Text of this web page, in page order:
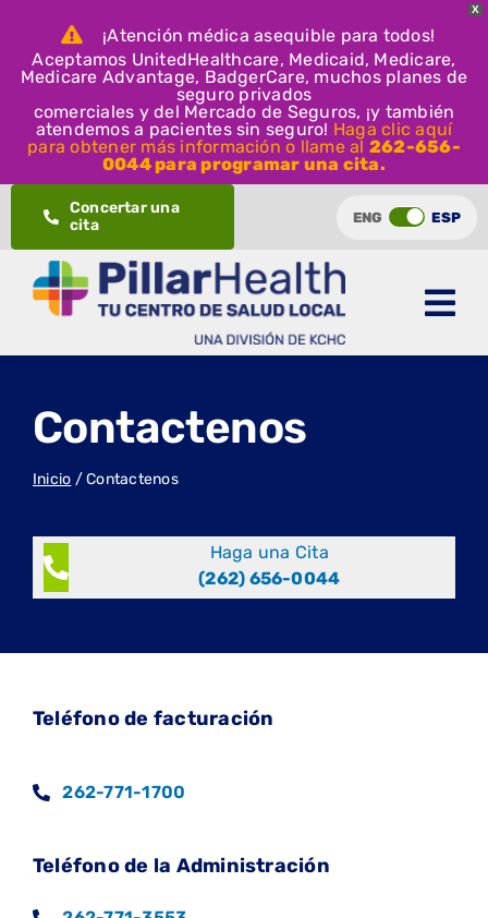
X
¡Atención médica asequible para todos!
Aceptamos UnitedHealthcare, Medicaid, Medicare,
Medicare Advantage, BadgerCare, muchos planes de
seguro privados
comerciales y del Mercado de Seguros, ¡y también
atendemos a pacientes sin seguro! Haga clic aquí
para obtener más información o llame al 262-656-
0044 para programar una cita.
contenido
Concertar una
cita
ENG ESP
Contactenos
Inicio /Contactenos
Haga una Cita
(262) 656-0044
Teléfono de facturación
262-771-1700
Teléfono de la Administración